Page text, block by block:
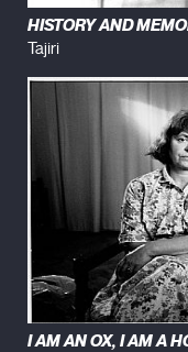
HISTORY AND
Tajiri
I AM AN OX, I AM A